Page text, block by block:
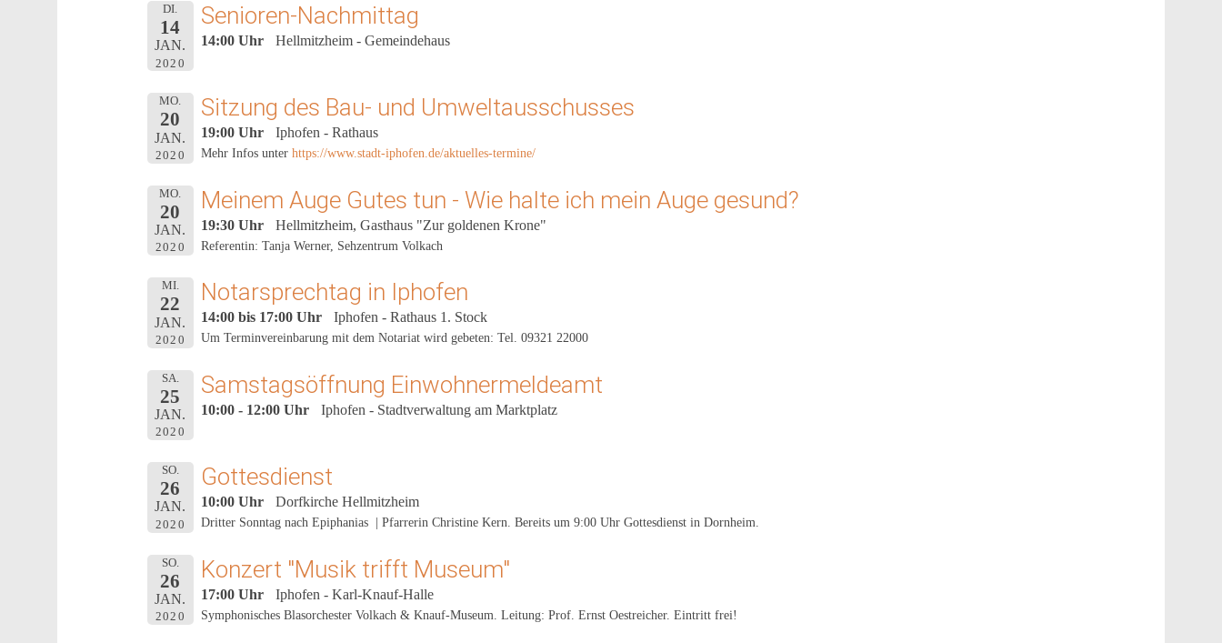
DI.
14
JAN.
2020
Senioren-Nachmittag
14:00 Uhr Hellmitzheim - Gemeindehaus
MO.
20
JAN.
2020
Sitzung des Bau- und Umweltausschusses
19:00 Uhr Iphofen - Rathaus
Mehr Infos unter https://www.stadt-iphofen.de/aktuelles-termine/
MO.
20
JAN.
2020
Meinem Auge Gutes tun - Wie halte ich mein Auge gesund?
19:30 Uhr Hellmitzheim, Gasthaus "Zur goldenen Krone"
Referentin: Tanja Werner, Sehzentrum Volkach
MI.
22
JAN.
2020
Notarsprechtag in Iphofen
14:00 bis 17:00 Uhr Iphofen - Rathaus 1. Stock
Um Terminvereinbarung mit dem Notariat wird gebeten: Tel. 09321 22000
SA.
25
JAN.
2020
Samstagsöffnung Einwohnermeldeamt
10:00 - 12:00 Uhr Iphofen - Stadtverwaltung am Marktplatz
SO.
26
JAN.
2020
Gottesdienst
10:00 Uhr Dorfkirche Hellmitzheim
Dritter Sonntag nach Epiphanias | Pfarrerin Christine Kern. Bereits um 9:00 Uhr Gottesdienst in Dornheim.
SO.
26
JAN.
2020
Konzert "Musik trifft Museum"
17:00 Uhr Iphofen - Karl-Knauf-Halle
Symphonisches Blasorchester Volkach & Knauf-Museum. Leitung: Prof. Ernst Oestreicher. Eintritt frei!